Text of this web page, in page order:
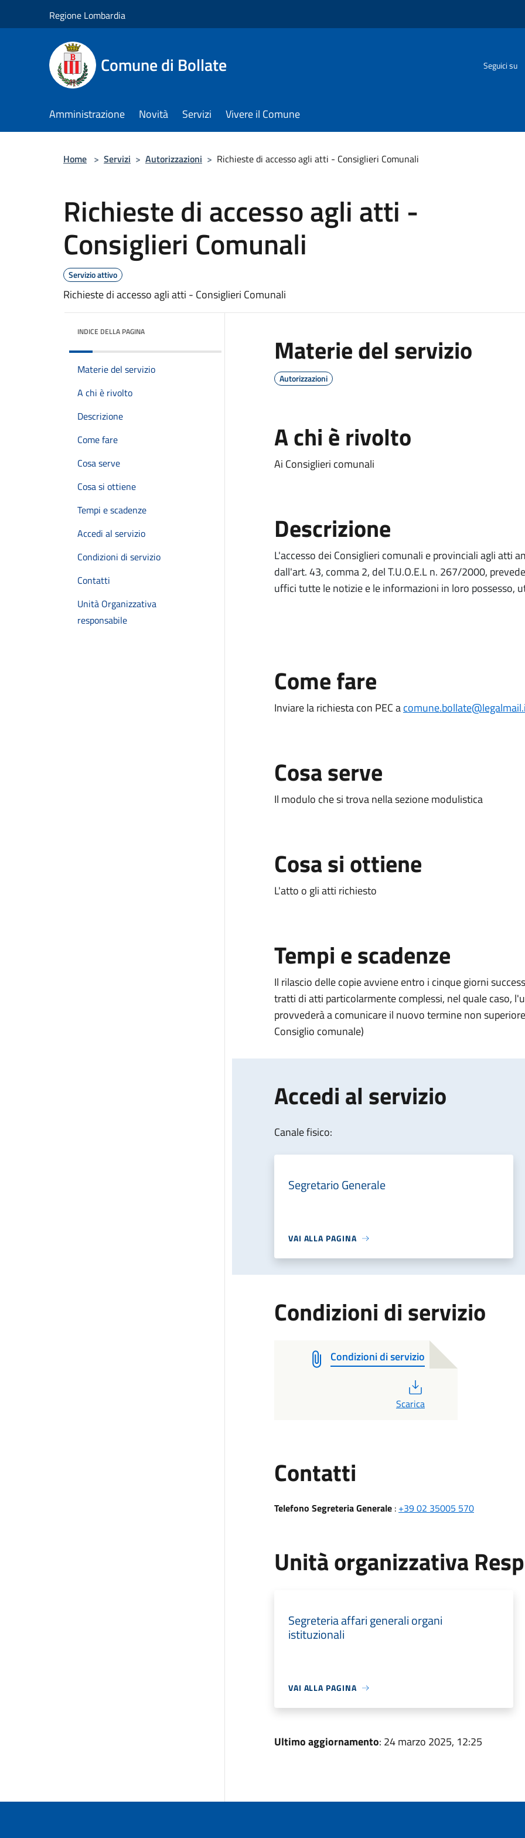
Regione Lombardia
Comune di Bollate Seguici su
Amministrazione Novità Servizi Vivere il Comune
Home > Servizi > Autorizzazioni > Richieste di accesso agli atti - Consiglieri Comunali
Richieste di accesso agli atti -
Consiglieri Comunali
Servizio attivo
Richieste di accesso agli atti - Consiglieri Comunali
INDICE DELLA PAGINA
Materie del servizio
A chi è rivolto
Descrizione
Come fare
Cosa serve
Cosa si ottiene
Tempi e scadenze
Accedi al servizio
Condizioni di servizio
Contatti
Unità Organizzativa
responsabile
Materie del servizio
Autorizzazioni
A chi è rivolto
Ai Consiglieri comunali
Descrizione
L'accesso dei Consiglieri comunali e provinciali agli atti
dall'art. 43, comma 2, del T.U.O.E.L n. 267/2000,
uffici tutte le notizie e le informazioni in loro possesso,
Come fare
Inviare la richiesta con PEC a
Cosa serve
Il modulo che si trova nella sezione modulistica
Cosa si ottiene
L'atto o gli atti richiesto
Tempi e scadenze
Il rilascio delle copie avviene entro i cinque giorni
tratti di atti particolarmente complessi, nel quale caso,
provvederà a comunicare il nuovo termine non
Consiglio comunale)
Accedi al servizio
Canale fisico:
Segretario Generale
VAI ALLA PAGINA
Condizioni di servizio
Condizioni di servizio
Scarica
Contatti
Telefono Segreteria Generale: +39 02 35005 570
Unità organizzativa
Segreteria affari generali organi
istituzionali
VAI ALLA PAGINA
Ultimo aggiornamento: 24 marzo 2025, 12:25